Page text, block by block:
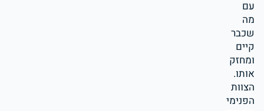
עם
מה
שכבר
קיים
ומחזק
אותו.
הצוות
הפנימי